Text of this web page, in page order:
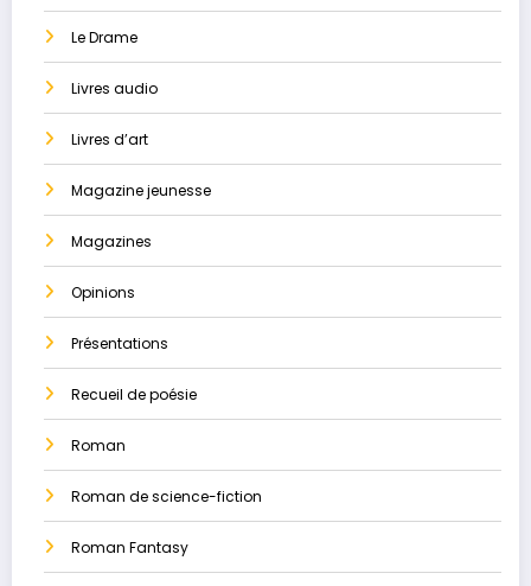
Le Drame
Livres audio
Livres d’art
Magazine jeunesse
Magazines
Opinions
Présentations
Recueil de poésie
Roman
Roman de science-fiction
Roman Fantasy